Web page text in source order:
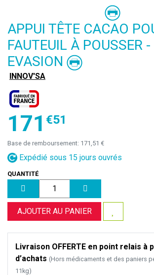
APPUI TÊTE CACAO
FAUTEUIL À POUSSER
EVASION
INNOV'SA
171 €51
Base de remboursement: 171,51 €
Expédié sous 15 jours ouvrés
QUANTITÉ
AJOUTER AU PANIER
Livraison OFFERTE en point relais à
d’achats (Hors médicaments et des paniers
11kg)